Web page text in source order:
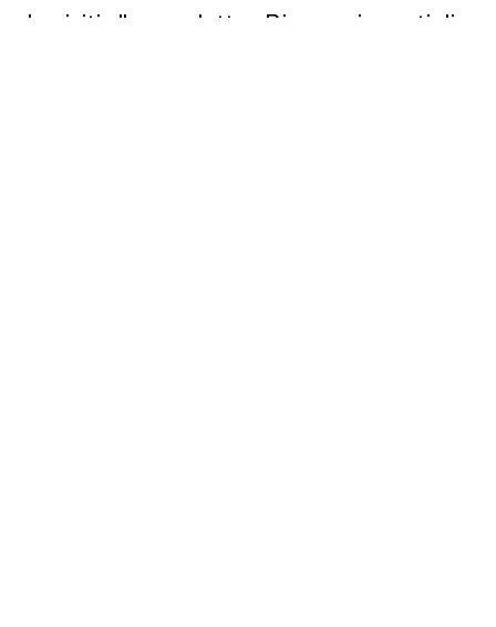
Iscriviti alla newsletter. Riceverai spunti di